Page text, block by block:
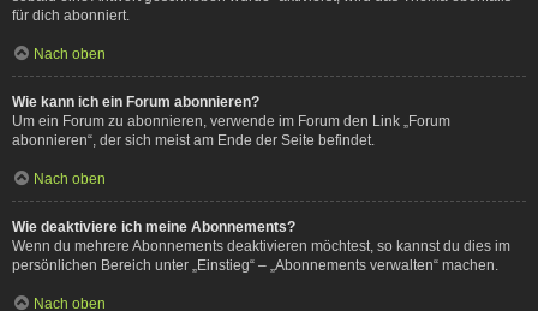
für dich abonniert.
Nach oben
Wie kann ich ein Forum abonnieren?
Um ein Forum zu abonnieren, verwende im Forum den Link „Forum
abonnieren“, der sich meist am Ende der Seite befindet.
Nach oben
Wie deaktiviere ich meine Abonnements?
Wenn du mehrere Abonnements deaktivieren möchtest, so kannst du dies im
persönlichen Bereich unter „Einstieg“ – „Abonnements verwalten“ machen.
Nach oben